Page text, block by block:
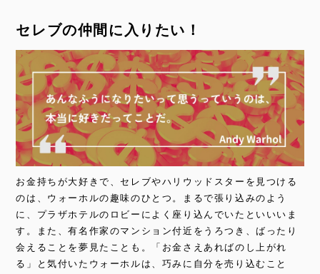
セレブの仲間に入りたい！
お金持ちが大好きで、セレブやハリウッドスターを見つける
のは、ウォーホルの趣味のひとつ。まるで張り込みのよう
に、プラザホテルのロビーによく座り込んでいたといいいま
す。また、有名作家のマンション付近をうろつき、ばったり
会えることを夢見たことも。「お金さえあればのし上がれ
る」と気付いたウォーホルは、巧みに自分を売り込むこと